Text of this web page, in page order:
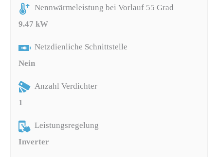
Nennwärmeleistung bei Vorlauf 55 Grad
9.47 kW
Netzdienliche Schnittstelle
Nein
Anzahl Verdichter
1
Leistungsregelung
Inverter